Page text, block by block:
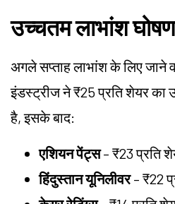
उच्चतम लाभांश
अगले सप्ताह लाभांश के लिए जाने
इंडस्ट्रीज ने ₹25 प्रति शेयर का
है, इसके बाद:
एशियन पेंट्स– ₹23 प्रति
हिंदुस्तान यूनिलीवर– ₹22